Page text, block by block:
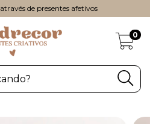
de presentes afetivos
0